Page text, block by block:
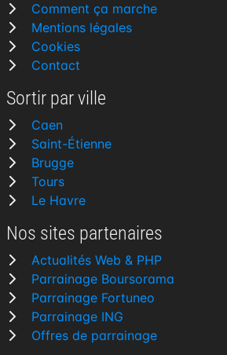
Comment ça marche
Mentions légales
Cookies
Contact
Sortir par ville
Caen
Saint-Étienne
Brugge
Tours
Le Havre
Nos sites partenaires
Actualités Web & PHP
Parrainage Boursorama
Parrainage Fortuneo
Parrainage ING
Offres de parrainage